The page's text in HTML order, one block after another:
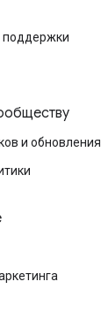
поддержки
и обновления